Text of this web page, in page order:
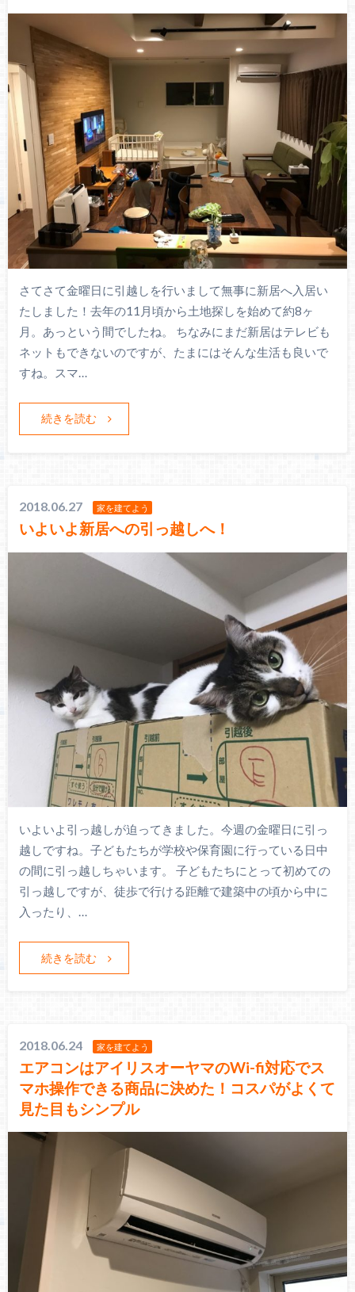
さてさて金曜日に引越しを行いまして無事に新居へ入居い
たしました！去年の11月頃から土地探しを始めて約8ヶ
月。あっという間でしたね。 ちなみにまだ新居はテレビも
ネットもできないのですが、たまにはそんな生活も良いで
すね。スマ…
続きを読む
2018.06.27 家を建てよう
いよいよ新居への引っ越しへ！
いよいよ引っ越しが迫ってきました。今週の金曜日に引っ
越しですね。子どもたちが学校や保育園に行っている日中
の間に引っ越しちゃいます。 子どもたちにとって初めての
引っ越しですが、徒歩で行ける距離で建築中の頃から中に
入ったり、…
続きを読む
2018.06.24 家を建てよう
エアコンはアイリスオーヤマのWi-fi対応でス
マホ操作できる商品に決めた！コスパがよくて
見た目もシンプル